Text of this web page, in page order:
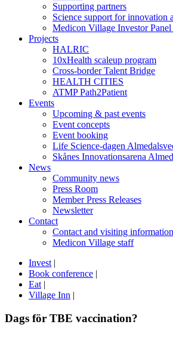
Supporting partners
Science support for innovation
Medicon Village Investor
Projects
HALRIC
10xHealth scaleup program
Cross-border Talent Bridge
HEALTH CITIES
ATMP Path2Patient
Events
Upcoming & past events
Event concepts
Event booking
Life Science-dagen
Skånes Innovationsarena
News
Community news
Press Room
Member Press Releases
Newsletter
Contact
Contact and visiting information
Medicon Village staff
Invest |
Book conference |
Eat |
Village Inn |
Dags för TBE vaccination?